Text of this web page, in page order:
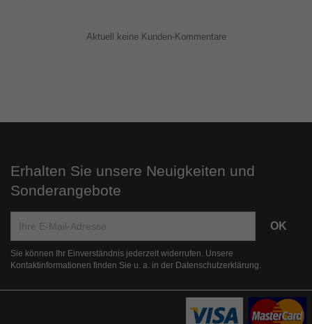
Aktuell keine Kunden-Kommentare
Erhalten Sie unsere Neuigkeiten und
Sonderangebote
Sie können Ihr Einverständnis jederzeit widerrufen. Unsere
Kontaktinformationen finden Sie u. a. in der Datenschutzerklärung.